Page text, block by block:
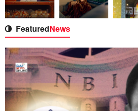
FeaturedNews